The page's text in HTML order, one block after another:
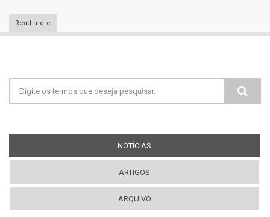
Read more
Formulário de busca
NOTÍCIAS
ARTIGOS
ARQUIVO